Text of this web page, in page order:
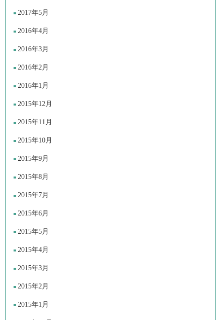
2017年5月
2016年4月
2016年3月
2016年2月
2016年1月
2015年12月
2015年11月
2015年10月
2015年9月
2015年8月
2015年7月
2015年6月
2015年5月
2015年4月
2015年3月
2015年2月
2015年1月